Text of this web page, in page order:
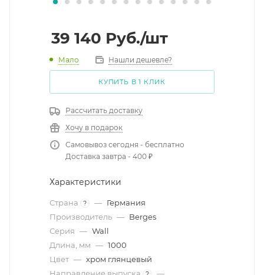
39 140 Руб./шт
Мало Нашли дешевле?
КУПИТЬ В 1 КЛИК
Рассчитать доставку
Хочу в подарок
Самовывоз сегодня - бесплатно
Доставка завтра - 400 ₽
Характеристики
Страна ? — Германия
Производитель — Berges
Серия — Wall
Длина, мм — 1000
Цвет — хром глянцевый